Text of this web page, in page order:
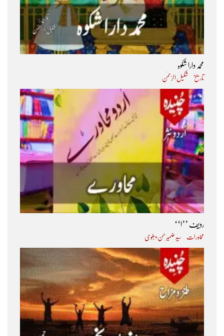
محمد دارا شکوہ
تاریخ شکیل الرّحمٰن
ردیف ’’ا‘‘
محاورات سید ضمیر حسن دہلوی